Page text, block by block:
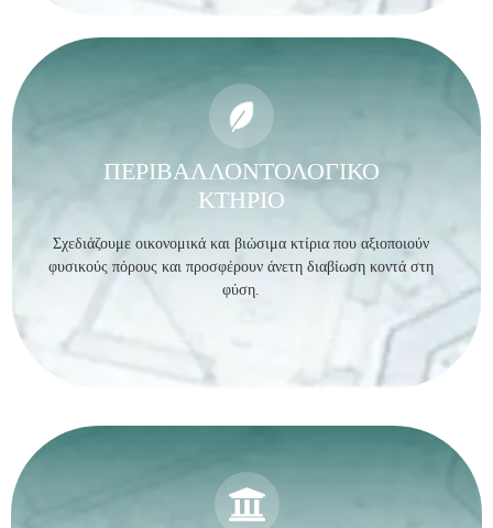
ΠΕΡΙΒΑΛΛΟΝΤΟΛΟΓΙΚΟ
ΚΤΗΡΙΟ
Σχεδιάζουμε οικονομικά και βιώσιμα κτίρια που αξιοποιούν
φυσικούς πόρους και προσφέρουν άνετη διαβίωση κοντά στη
φύση.